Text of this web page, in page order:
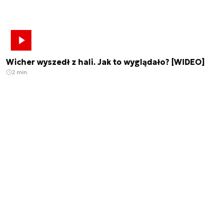
Wicher wyszedł z hali. Jak to wyglądało? [WIDEO]
2 min.